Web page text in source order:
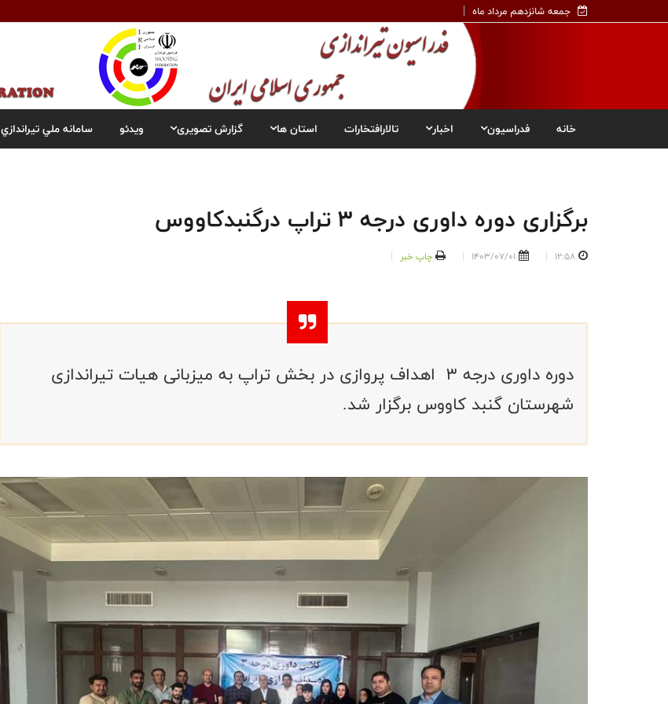
جمعه شانزدهم مرداد ماه
خانه فدراسیون اخبار تالارافتخارات استان ها گزارش تصویری ویدئو سامانه ملي تيراندازي
برگزاری دوره داوری درجه ۳ تراپ درگنبدکاووس
12:58
1403/07/01 چاپ خبر
دوره داوری درجه ۳ اهداف پروازی در بخش تراپ به میزبانی هیات تیراندازی
شهرستان گنبد کاووس برگزار شد.